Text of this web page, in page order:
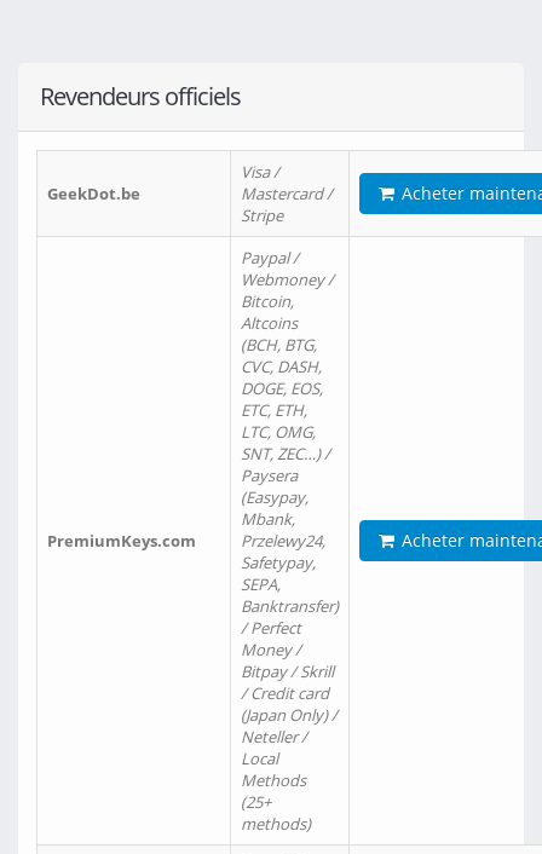
Revendeurs officiels
GeekDot.be
Visa /
Mastercard /
Stripe
Acheter
PremiumKeys.com
Paypal /
Webmoney /
Bitcoin,
Altcoins
(BCH, BTG,
CVC, DASH,
DOGE, EOS,
ETC, ETH,
LTC, OMG,
SNT, ZEC…) /
Paysera
(Easypay,
Mbank,
Przelewy24,
Safetypay,
SEPA,
Banktransfer)
/ Perfect
Money /
Bitpay / Skrill
/ Credit card
(Japan Only) /
Neteller /
Local
Methods
(25+
methods)
Acheter